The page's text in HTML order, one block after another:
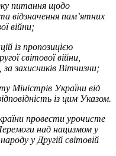
питання щодо
відзначення пам’ятних
війни;
із пропозицією
світової війни,
захисників Вітчизни;
Міністрів України від
із цим Указом.
провести урочисте
над нацизмом у
у Другій світовій